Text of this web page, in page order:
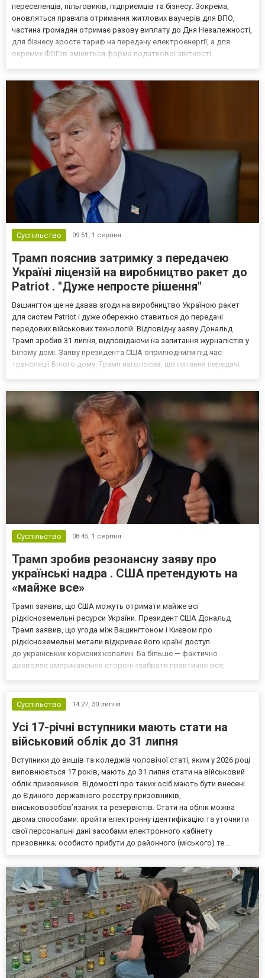
переселенців, пільговиків, підприємців та бізнесу. Зокрема,
оновляться правила отримання житлових ваучерів для ВПО,
частина громадян отримає разову виплату до Дня Незалежності,
для бізнесу зросте тариф на передачу електроенергії, а для
окремих ФОПів зміниться форма податкової звітності.
перемі...
Суспільство 09:51, 1 серпня
Трамп пояснив затримку з передачею
Україні ліцензій на виробництво ракет до
Patriot . "Дуже непросте рішення"
Вашингтон ще не давав згоди на виробництво Україною ракет
для систем Patriot і дуже обережно ставиться до передачі
передових військових технологій. Відповідну заяву Дональд
Трамп зробив 31 липня, відповідаючи на запитання журналістів у
Білому домі. Заяву президента США оприлюднили під час
трансляції Білого дому. Трамп наголосив, що питання передачі
Суспільство 08:45, 1 серпня
Трамп зробив резонансну заяву про
українські надра . США претендують на
«майже все»
Трамп заявив, що США можуть отримати майже всі
рідкісноземельні ресурси України. Президент США Дональд
Трамп заявив, що угода між Вашингтоном і Києвом про
рідкісноземельні метали відкриває його країні доступ
до українських корисних копалин. Ба більше — фактично
дозволяє американській стороні «забрати практично все,
значно ціннішою, ніж...
Суспільство 14:27, 30 липня
Усі 17-річні вступники мають стати на
військовий облік до 31 липня
Вступники до вишів та коледжів чоловічої статі, яким у 2026 році
виповнюється 17 років, мають до 31 липня стати на військовий
облік призовників. Відомості про таких осіб мають бути внесені
до Єдиного державного реєстру призовників,
військовозобов’язаних та резервістів. Стати на облік можна
двома способами: пройти електронну ідентифікацію та уточнити
свої персональні дані засобами електронного кабінету
призовника; особисто прибути до районного (міського) те...